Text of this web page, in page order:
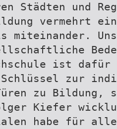
Städten und
vermehrt
miteinander.
ist
zur
zu Bildung,
Kiefer
habe für alle